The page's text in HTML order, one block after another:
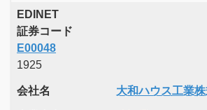
EDINET
証券コード
E00048
1925
会社名 大和ハウス工業